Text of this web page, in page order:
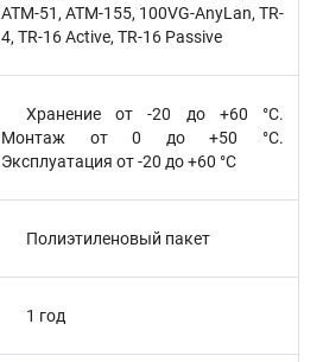
ATM-51, ATM-155, 100VG-AnyLan, TR-
4, TR-16 Active, TR-16 Passive
Хранение от -20 до +60 °C.
Монтаж от 0 до +50 °C.
Эксплуатация от -20 до +60 °C
Полиэтиленовый пакет
1 год